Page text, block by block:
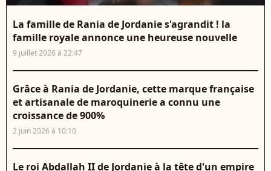
La famille de Rania de Jordanie s'agrandit ! la
famille royale annonce une heureuse nouvelle
9 juillet 2026 à 22:47
Grâce à Rania de Jordanie, cette marque française
et artisanale de maroquinerie a connu une
croissance de 900%
2 juin 2026 à 10:10
Le roi Abdallah II de Jordanie à la tête d'un empire